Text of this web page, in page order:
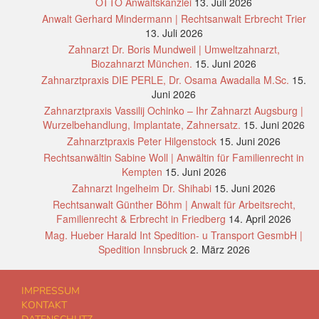
Anwalt Gerhard Mindermann | Rechtsanwalt Erbrecht Trier
13. Juli 2026
Zahnarzt Dr. Boris Mundweil | Umweltzahnarzt,
Biozahnarzt München. 15. Juni 2026
Zahnarztpraxis DIE PERLE, Dr. Osama Awadalla M.Sc. 15.
Juni 2026
Zahnarztpraxis Vassilij Ochinko – Ihr Zahnarzt Augsburg |
Wurzelbehandlung, Implantate, Zahnersatz. 15. Juni 2026
Zahnarztpraxis Peter Hilgenstock 15. Juni 2026
Rechtsanwältin Sabine Woll | Anwältin für Familienrecht in
Kempten 15. Juni 2026
Zahnarzt Ingelheim Dr. Shihabi 15. Juni 2026
Rechtsanwalt Günther Böhm | Anwalt für Arbeitsrecht,
Familienrecht & Erbrecht in Friedberg 14. April 2026
Mag. Hueber Harald Int Spedition- u Transport GesmbH |
Spedition Innsbruck 2. März 2026
IMPRESSUM
KONTAKT